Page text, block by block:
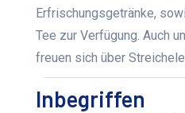
Erfrischungsgetränke,
Tee zur Verfügung. Auch
freuen sich über
Inbegriffen